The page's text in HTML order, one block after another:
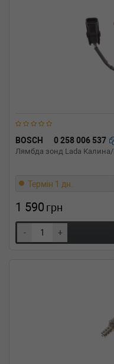
BOSCH 0 258 006 537
Лямбда зонд Lada Калина/
Термін 1 дн.
1 590 грн
- +